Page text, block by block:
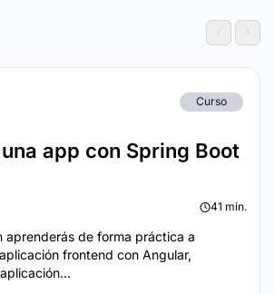
Curso
app con Spring Boot
41 min.
aprenderás de forma práctica a
frontend con Angular,